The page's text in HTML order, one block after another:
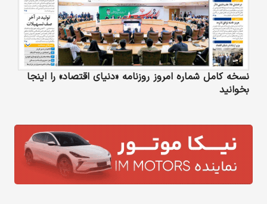
نسخه کامل شماره امروز روزنامه «دنیای‌ اقتصاد» را اینجا
بخوانید